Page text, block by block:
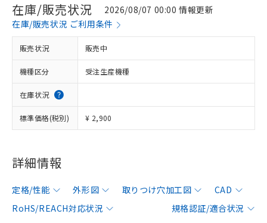
在庫/販売状況
2026/08/07 00:00 情報更新
在庫/販売状況 ご利用条件
販売状況 販売中
機種区分 受注生産機種
在庫状況
標準価格(税別) ¥ 2,900
詳細情報
定格/性能 外形図 取りつけ穴加工図
CAD
RoHS/REACH対応状況
規格認証/適合状況